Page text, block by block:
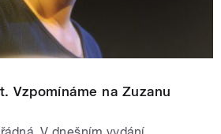
Vzpomínáme na Zuzanu